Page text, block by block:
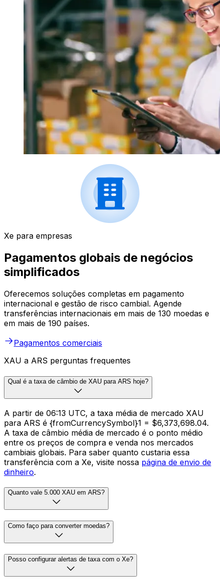
Xe para empresas
Pagamentos globais de negócios
simplificados
Oferecemos soluções completas em pagamento
internacional e gestão de risco cambial. Agende
transferências internacionais em mais de 130 moedas e
em mais de 190 países.
Pagamentos comerciais
XAU a ARS perguntas frequentes
Qual é a taxa de câmbio de XAU para ARS hoje?
A partir de 06:13 UTC, a taxa média de mercado XAU
para ARS é {fromCurrencySymbol}1 = $6,373,698.04.
A taxa de câmbio média de mercado é o ponto médio
entre os preços de compra e venda nos mercados
cambiais globais. Para saber quanto custaria essa
transferência com a Xe, visite nossa página de envio de
dinheiro.
Quanto vale 5.000 XAU em ARS?
Como faço para converter moedas?
Posso configurar alertas de taxa com o Xe?